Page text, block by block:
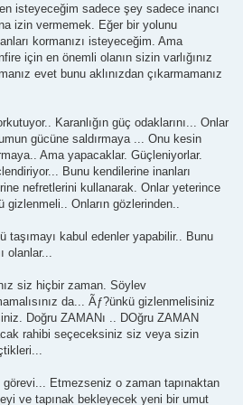
isteyeceğim sadece şey sadece inancı
izin vermemek. Eğer bir yolunu
kormanızı isteyeceğim. Ama
için en önemli olanın sizin varlığınız
evet bunu aklınızdan çıkarmamanız
Karanlığın güç odaklarını... Onlar
gücüne saldırmaya ... Onu kesin
Ama yapacaklar. Güçleniyorlar.
Bunu kendilerine inanları
nefretlerini kullanarak. Onlar yeterince
Onların gözlerinden..
taşımayı kabul edenler yapabilir.. Bunu
siz hiçbir zaman. Söylev
da... Ãƒ?ünkü gizlenmelisiniz
Doğru ZAMANı .. DOğru ZAMAN
rahibi seçeceksiniz siz veya sizin
Etmezseniz o zaman tapınaktan
ve tapınak bekleyecek yeni bir umut